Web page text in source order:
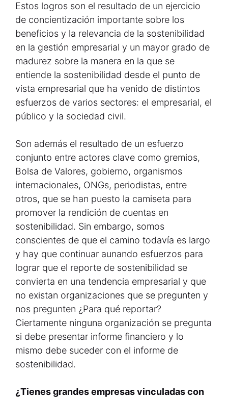
Estos logros son el resultado de un ejercicio
de concientización importante sobre los
beneficios y la relevancia de la sostenibilidad
en la gestión empresarial y un mayor grado de
madurez sobre la manera en la que se
entiende la sostenibilidad desde el punto de
vista empresarial que ha venido de distintos
esfuerzos de varios sectores: el empresarial, el
público y la sociedad civil.
Son además el resultado de un esfuerzo
conjunto entre actores clave como gremios,
Bolsa de Valores, gobierno, organismos
internacionales, ONGs, periodistas, entre
otros, que se han puesto la camiseta para
promover la rendición de cuentas en
sostenibilidad. Sin embargo, somos
conscientes de que el camino todavía es largo
y hay que continuar aunando esfuerzos para
lograr que el reporte de sostenibilidad se
convierta en una tendencia empresarial y que
no existan organizaciones que se pregunten y
nos pregunten ¿Para qué reportar?
Ciertamente ninguna organización se pregunta
si debe presentar informe financiero y lo
mismo debe suceder con el informe de
sostenibilidad.
¿Tienes grandes empresas vinculadas con